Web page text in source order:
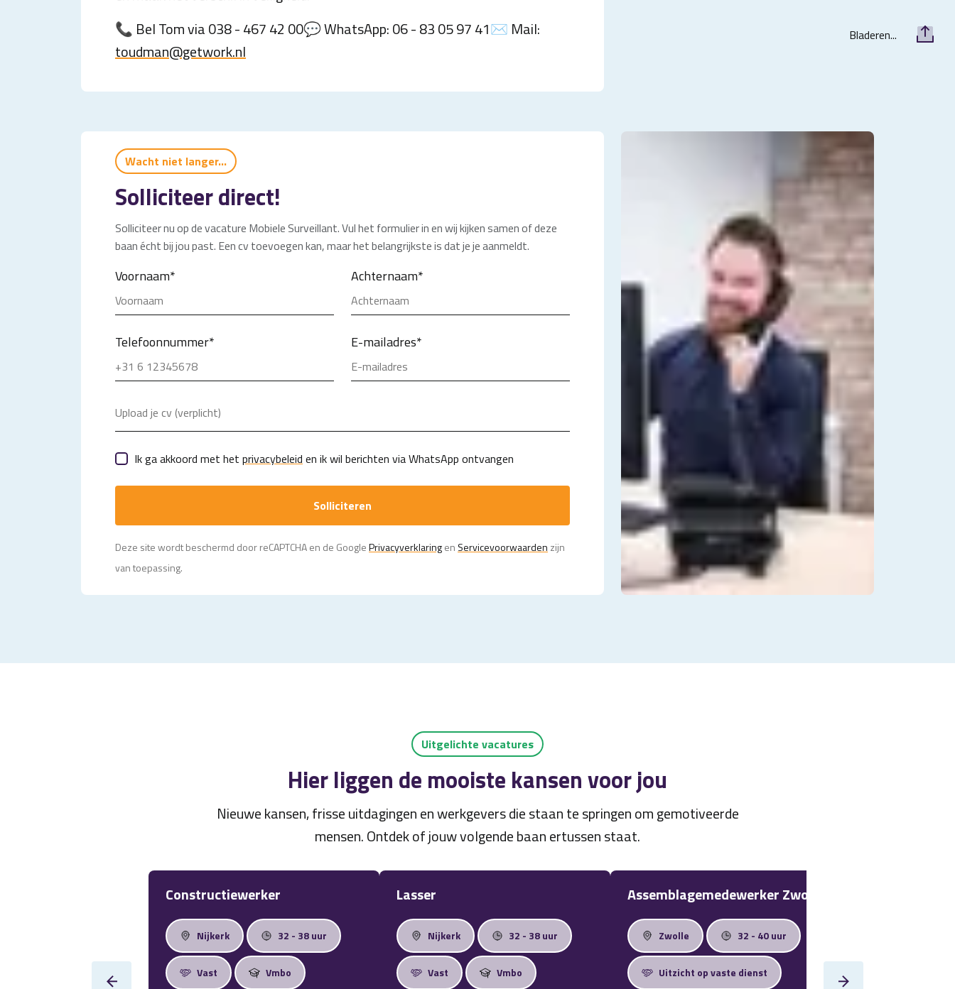
📞 Bel Tom via 038 - 467 42 00💬 WhatsApp: 06 - 83 05 97 41✉️ Mail:
toudman@getwork.nl
Wacht niet langer...
Solliciteer direct!
Solliciteer nu op de vacature Mobiele Surveillant. Vul het formulier in en wij kijken samen of deze
baan écht bij jou past. Een cv toevoegen kan, maar het belangrijkste is dat je je aanmeldt.
Voornaam* Achternaam*
Telefoonnummer* E-mailadres*
Upload je cv (verplicht)
Bladeren...
Ik ga akkoord met het privacybeleid en ik wil berichten via WhatsApp ontvangen
Solliciteren
Deze site wordt beschermd door reCAPTCHA en de GooglePrivacy­verklaringen Servicevoorwaarden zijn
van toepassing.
Uitgelichte vacatures
Hier liggen de mooiste kansen voor jou
Nieuwe kansen, frisse uitdagingen en werkgevers die staan te springen om gemotiveerde
mensen. Ontdek of jouw volgende baan ertussen staat.
Constructiewerker
Nijkerk 32 - 38 uur
Vast Vmbo
Lasser
Nijkerk 32 - 38 uur
Vast Vmbo
Assemblagemedewerker Zwolle
Zwolle 32 - 40 uur
Uitzicht op vaste dienst